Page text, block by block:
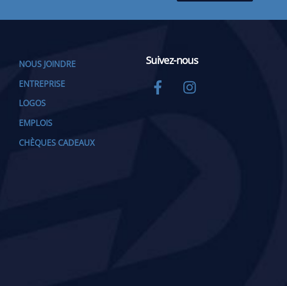
NOUS JOINDRE
ENTREPRISE
LOGOS
EMPLOIS
CHÈQUES CADEAUX
Suivez-nous
Facebook